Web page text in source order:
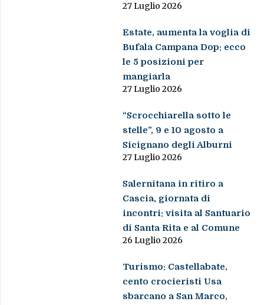
27 Luglio 2026
Estate, aumenta la voglia di
Bufala Campana Dop: ecco
le 5 posizioni per
mangiarla
27 Luglio 2026
“Scrocchiarella sotto le
stelle”, 9 e 10 agosto a
Sicignano degli Alburni
27 Luglio 2026
Salernitana in ritiro a
Cascia, giornata di
incontri: visita al Santuario
di Santa Rita e al Comune
26 Luglio 2026
Turismo: Castellabate,
cento crocieristi Usa
sbarcano a San Marco,